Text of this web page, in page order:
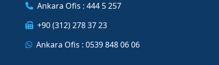
Ankara Ofis : 444 5 257
+90 (312) 278 37 23
Ankara Ofis : 0539 848 06 06